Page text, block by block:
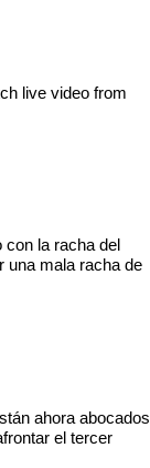
live video from
con la racha del
una mala racha de
ahora abocados
el tercer